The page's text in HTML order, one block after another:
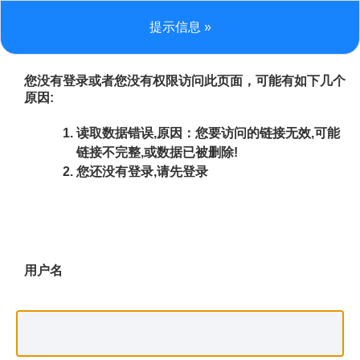
提示信息 »
您没有登录或者您没有权限访问此页面，可能有如下几个
原因:
读取数据错误,原因：您要访问的链接无效,可能
链接不完整,或数据已被删除!
您还没有登录,请先登录
用户名